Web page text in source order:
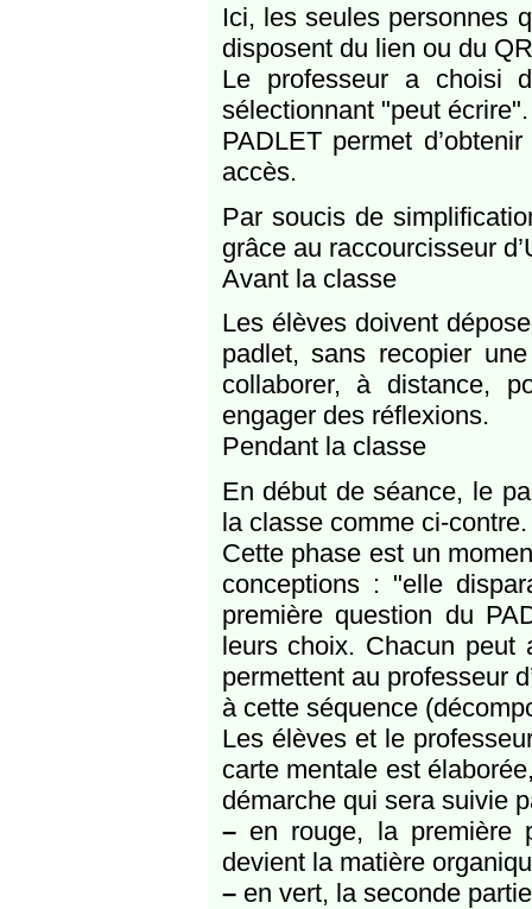
Ici, les seules personnes
disposent du lien ou du
Le professeur a choisi
sélectionnant "peut écrire".
PADLET permet
accès.
Par soucis de
grâce au raccourcisseur
Avant la classe
Les élèves doivent
padlet, sans recopier
collaborer, à distance,
engager des réflexions.
Pendant la classe
En début de séance, le
la classe comme ci-contre.
Cette phase est un
conceptions : "elle
première question du
leurs choix. Chacun peut
permettent au professeur
à cette séquence
Les élèves et le
carte mentale est
démarche qui sera suivie
–en rouge, la première
devient la matière
–en vert, la seconde